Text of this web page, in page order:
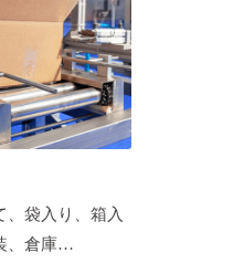
、袋入り、箱入
、倉庫…